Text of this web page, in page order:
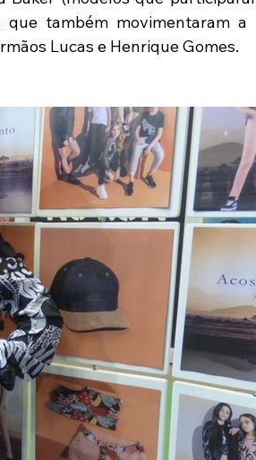
também movimentaram a
Lucas e Henrique Gomes.